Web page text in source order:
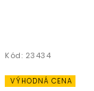
Kód: 23434
VÝHODNÁ CENA